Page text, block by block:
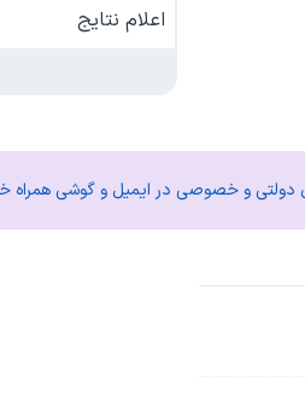
اعلام نتایج
دولتی و خصوصی در ایمیل و گوشی همراه